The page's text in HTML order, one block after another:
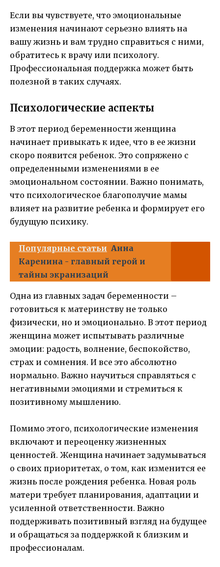
Если вы чувствуете, что эмоциональные
изменения начинают серьезно влиять на
вашу жизнь и вам трудно справиться с ними,
обратитесь к врачу или психологу.
Профессиональная поддержка может быть
полезной в таких случаях.
Психологические аспекты
В этот период беременности женщина
начинает привыкать к идее, что в ее жизни
скоро появится ребенок. Это сопряжено с
определенными изменениями в ее
эмоциональном состоянии. Важно понимать,
что психологическое благополучие мамы
влияет на развитие ребенка и формирует его
будущую психику.
Популярные статьи Анна
Каренина - главный герой и
тайны экранизаций
Одна из главных задач беременности –
готовиться к материнству не только
физически, но и эмоционально. В этот период
женщина может испытывать различные
эмоции: радость, волнение, беспокойство,
страх и сомнения. И все это абсолютно
нормально. Важно научиться справляться с
негативными эмоциями и стремиться к
позитивному мышлению.
Помимо этого, психологические изменения
включают и переоценку жизненных
ценностей. Женщина начинает задумываться
о своих приоритетах, о том, как изменится ее
жизнь после рождения ребенка. Новая роль
матери требует планирования, адаптации и
усиленной ответственности. Важно
поддерживать позитивный взгляд на будущее
и обращаться за поддержкой к близким и
профессионалам.